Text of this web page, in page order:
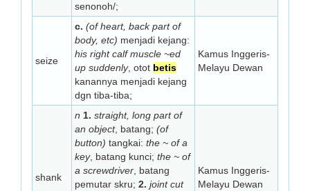
senonoh/;
seize
c. (of heart, back part of
body, etc) menjadi kejang:
his right calf muscle ~ed
up suddenly, otot betis
kanannya menjadi kejang
dgn tiba-tiba;
Kamus Inggeris-
Melayu Dewan
shank
n 1. straight, long part of
an object, batang; (of
button) tangkai: the ~ of a
key, batang kunci; the ~ of
a screwdriver , batang
pemutar skru; 2. joint cut
Kamus Inggeris-
Melayu Dewan